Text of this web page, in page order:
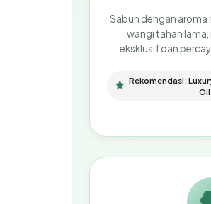
Sabun dengan aroma
wangi tahan
eksklusif dan
Rekomendasi: